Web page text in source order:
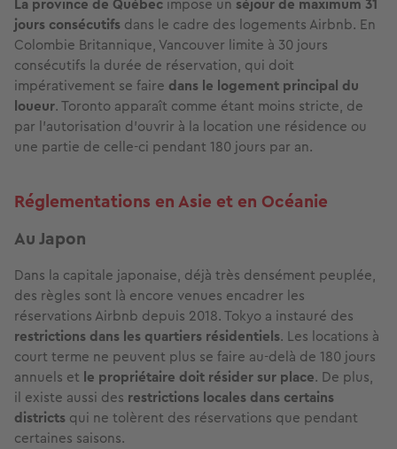
jours consécutifs dans le cadre des logements Airbnb. En
Colombie Britannique, Vancouver limite à 30 jours
consécutifs la durée de réservation, qui doit
impérativement se faire dans le logement principal du
loueur. Toronto apparaît comme étant moins stricte, de
par l'autorisation d'ouvrir à la location une résidence ou
une partie de celle-ci pendant 180 jours par an.
Réglementations en Asie et en Océanie
Au Japon
Dans la capitale japonaise, déjà très densément peuplée,
des règles sont là encore venues encadrer les
réservations Airbnb depuis 2018. Tokyo a instauré des
restrictions dans les quartiers résidentiels. Les locations à
court terme ne peuvent plus se faire au-delà de 180 jours
annuels et le propriétaire doit résider sur place. De plus,
il existe aussi des restrictions locales dans certains
districts qui ne tolèrent des réservations que pendant
certaines saisons.